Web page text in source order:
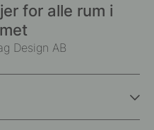
for alle rum i
Design AB